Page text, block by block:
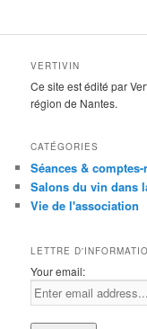
VERTIVIN
Ce site est édité par
région de Nantes.
CATÉGORIES
Séances &
Salons du vin dans
Vie de l'association
LETTRE
Your email: